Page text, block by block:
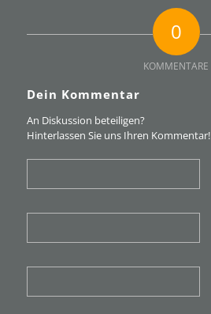
0
KOMMENTARE
Dein Kommentar
An Diskussion beteiligen?
Hinterlassen Sie uns Ihren Kommentar!